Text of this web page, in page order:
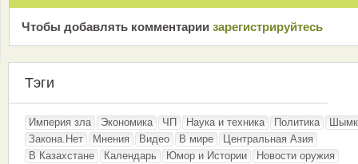
Чтобы добавлять комментарии зарeгиcтрирyйтeсь
Тэги
Империя зла Экономика ЧП Наука и техника Политика
Закона.Нет
Мнения Видео В мире
Центральная Азия
В Казахстане
Календарь Юмор и Истории
Новости оружия